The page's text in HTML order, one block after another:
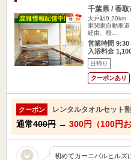
千葉県 / 香取
大戸駅9.20km
東関東自動車
経由、桜…
営業時間 9:30
入浴料金
日帰り
クーポンあり
クーポン レンタルタオルセット割
通常400円 → 300円（100円お
初めてカーニバルヒルズ